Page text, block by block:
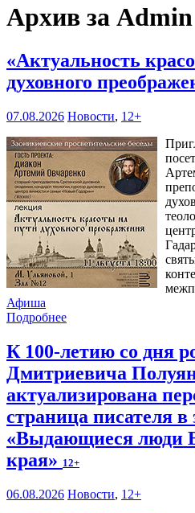
Архив за Admin
«Актуальность
духовного
07.08.2026 Новости, 12+
Афиша
Подробнее
К 100-летию со дня
Дмитриевича
актуализирована
страница писателя
«Выдающиеся люди
края» 12+
06.08.2026 Новости, 12+